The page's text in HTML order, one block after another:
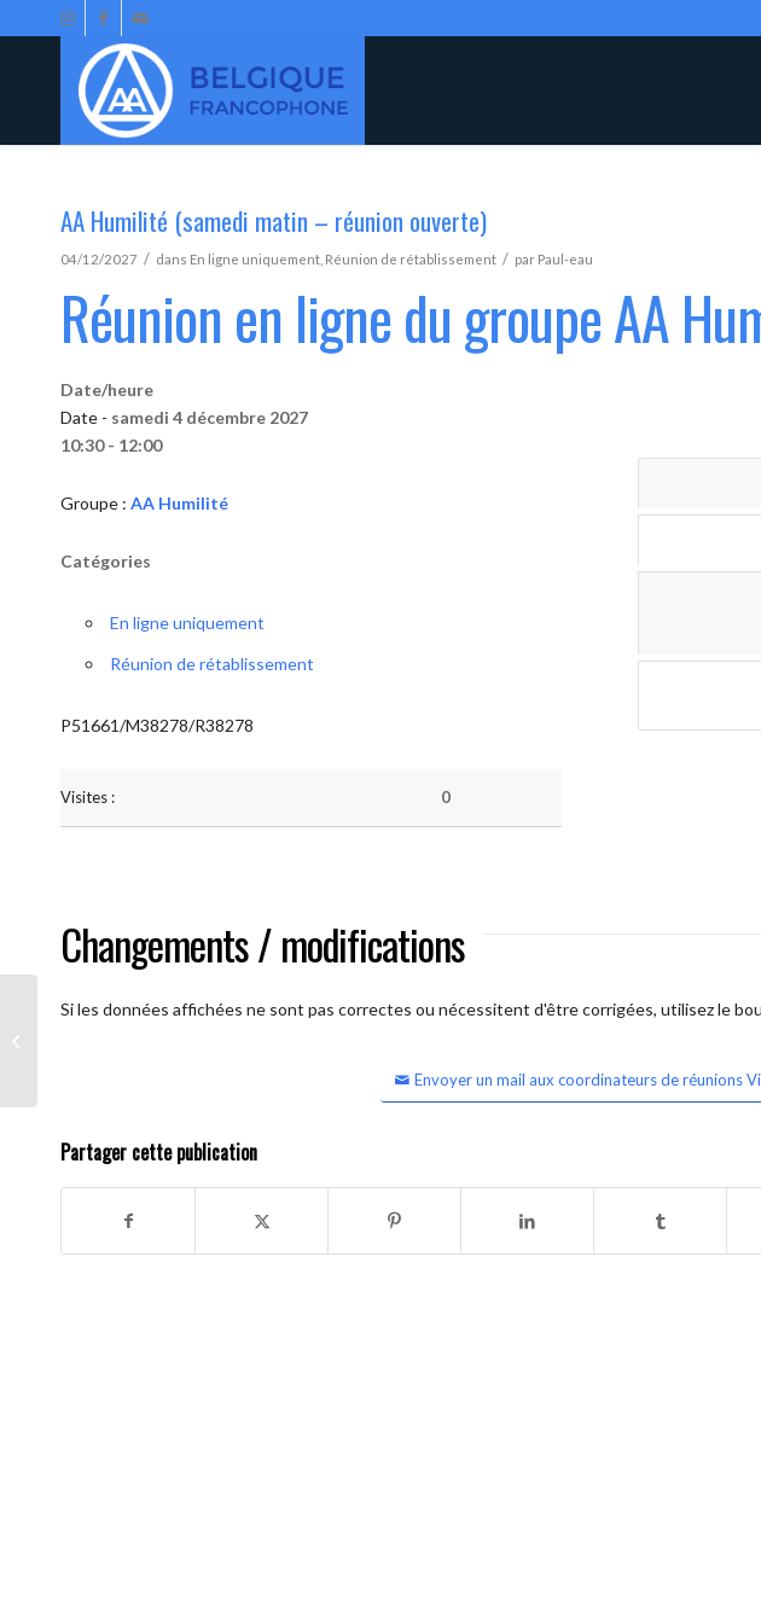
AA Humilité (samedi matin – réunion ouverte)
04/12/2027 / dans En ligne uniquement Réunion de rétablissement / par Paul-eau
Réunion en ligne du groupe AA
Date/heure
Date - samedi 4 décembre 2027
10:30 - 12:00
Groupe : AA Humilité
Catégories
En ligne uniquement
Réunion de rétablissement
P51661/M38278/R38278
Visites : 0
Changements / modifications
Si les données affichées ne sont pas correctes ou nécessitent d'être corrigées, utilisez le
Envoyer un mail aux coordinateurs de réunions
Partager cette publication